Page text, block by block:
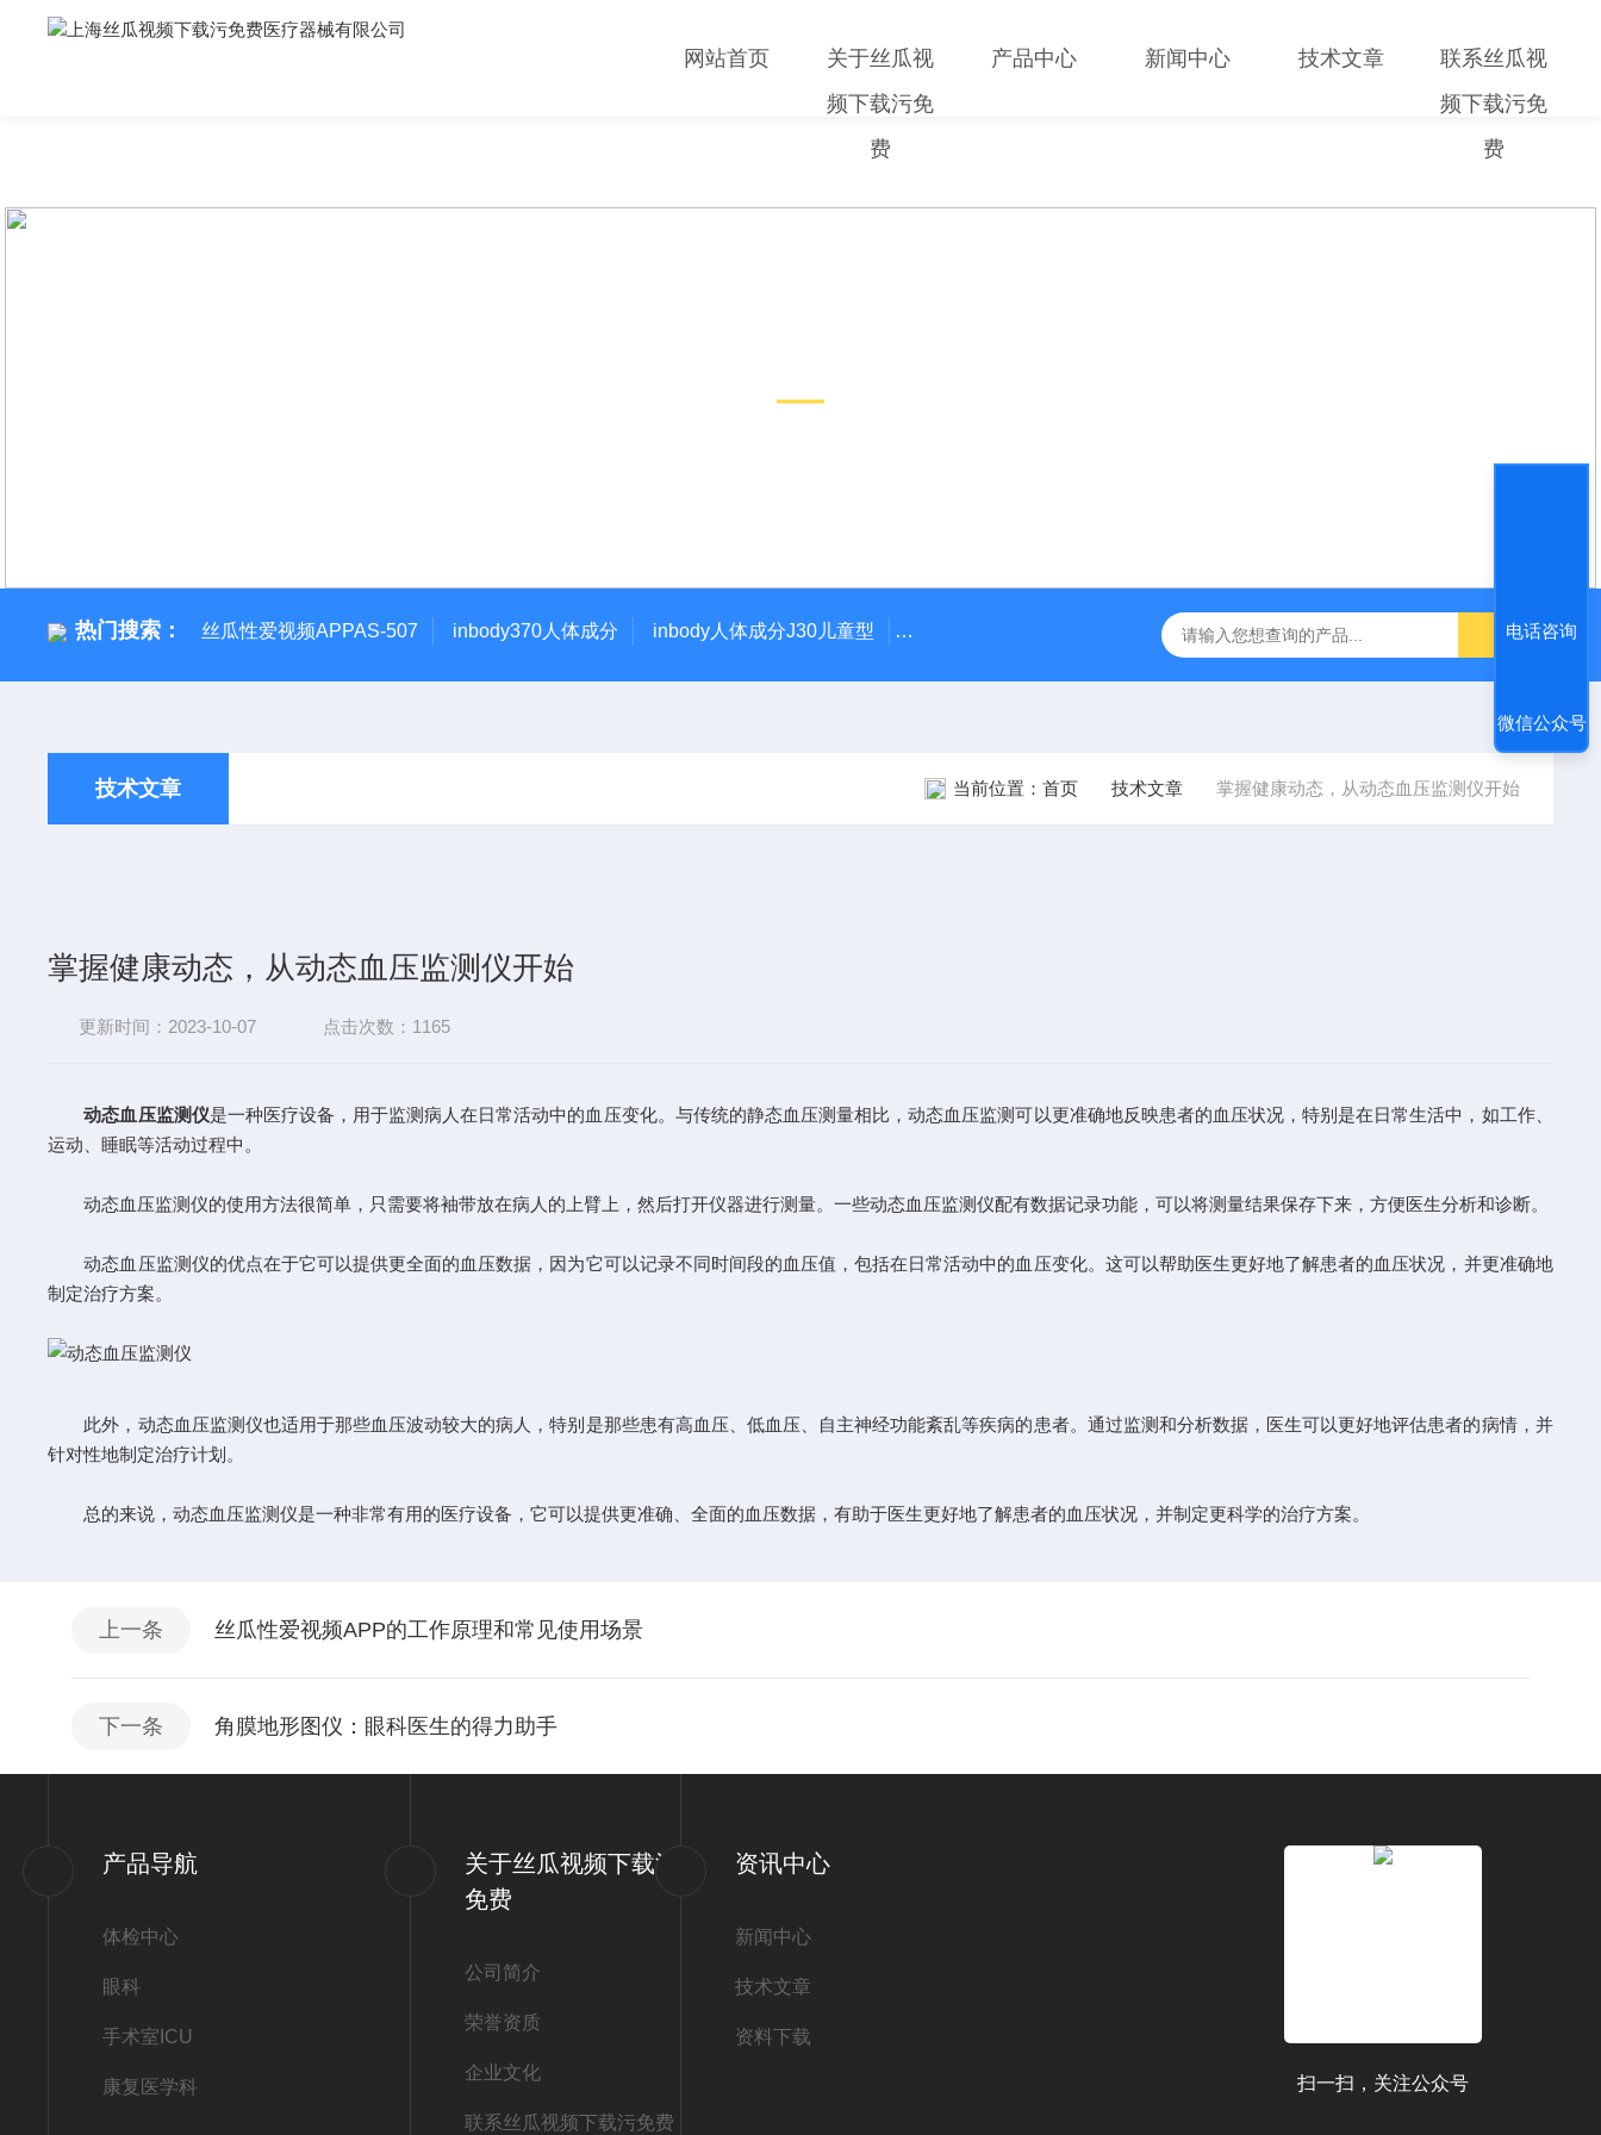
网站首页
关于丝瓜视
频下载污免
费
产品中心 新闻中心 技术文章
联系丝瓜视
频下载污免
费
热门搜索： 丝瓜性爱视频APPAS-507 inbody370人体成分 inbody人体成分J30儿童型 AR-1日本尼德克NIDEK ARK-1自动电脑验光仪 飞利浦半自动体外除颤仪 FRX
技术文章 当前位置： 首页 技术文章 掌握健康动态，从动态血压监测仪开始
掌握健康动态，从动态血压监测仪开始
更新时间：2023-10-07 点击次数：1165
动态血压监测仪是一种医疗设备，用于监测病人在日常活动中的血压变化。与传统的静态血压测量相比，动态血压监测可以更准确地反映患者的血压状况，特别是在日常生活中，如工作、
运动、睡眠等活动过程中。
动态血压监测仪的使用方法很简单，只需要将袖带放在病人的上臂上，然后打开仪器进行测量。一些动态血压监测仪配有数据记录功能，可以将测量结果保存下来，方便医生分析和诊断。
动态血压监测仪的优点在于它可以提供更全面的血压数据，因为它可以记录不同时间段的血压值，包括在日常活动中的血压变化。这可以帮助医生更好地了解患者的血压状况，并更准确地
制定治疗方案。
此外，动态血压监测仪也适用于那些血压波动较大的病人，特别是那些患有高血压、低血压、自主神经功能紊乱等疾病的患者。通过监测和分析数据，医生可以更好地评估患者的病情，并
针对性地制定治疗计划。
总的来说，动态血压监测仪是一种非常有用的医疗设备，它可以提供更准确、全面的血压数据，有助于医生更好地了解患者的血压状况，并制定更科学的治疗方案。
上一条 丝瓜性爱视频APP的工作原理和常见使用场景
下一条 角膜地形图仪：眼科医生的得力助手
产品导航
体检中心
眼科
手术室ICU
康复医学科
关于丝瓜视频下载污
免费
公司简介
荣誉资质
企业文化
联系丝瓜视频下载污免费
资讯中心
新闻中心
技术文章
资料下载
扫一扫，关注公众号
电话咨询
微信公众号